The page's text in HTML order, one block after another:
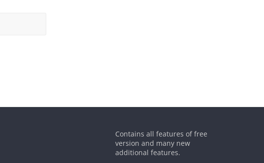
Contains all features of free
version and many new
additional features.